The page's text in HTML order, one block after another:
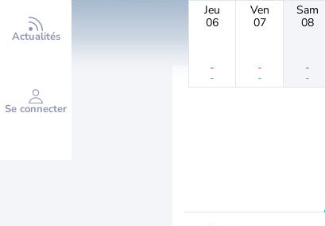
Actualités
Se connecter
Jeu
06
-
-
Ven
07
-
-
Sam
08
-
-